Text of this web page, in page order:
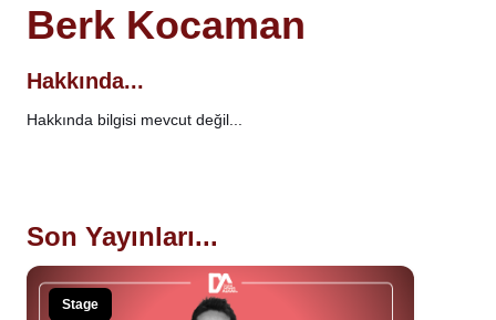
Berk Kocaman
Hakkında...
Hakkında bilgisi mevcut değil...
Son Yayınları...
Stage